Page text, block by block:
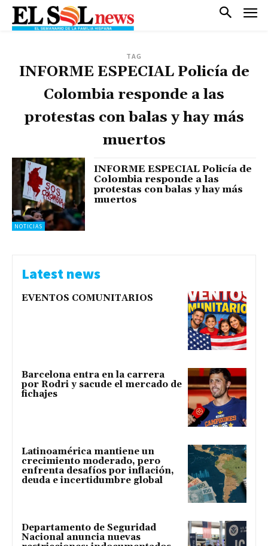
TAG
INFORME ESPECIAL Policía de
Colombia responde a las
protestas con balas y hay más
muertos
NOTICIAS
INFORME ESPECIAL Policía de
Colombia responde a las
protestas con balas y hay más
muertos
Latest news
EVENTOS COMUNITARIOS
Barcelona entra en la carrera
por Rodri y sacude el mercado de
fichajes
Latinoamérica mantiene un
crecimiento moderado, pero
enfrenta desafíos por inflación,
deuda e incertidumbre global
Departamento de Seguridad
Nacional anuncia nuevas